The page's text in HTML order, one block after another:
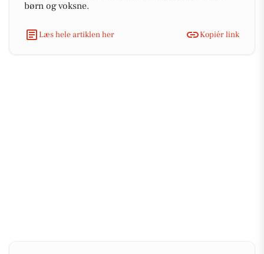
børn og voksne.
Læs hele artiklen her Kopiér link